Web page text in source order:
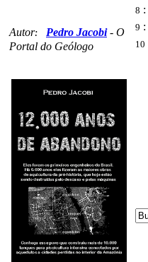
Autor: Pedro Jacobi- O
Portal do Geólogo
8 :
9 :
10